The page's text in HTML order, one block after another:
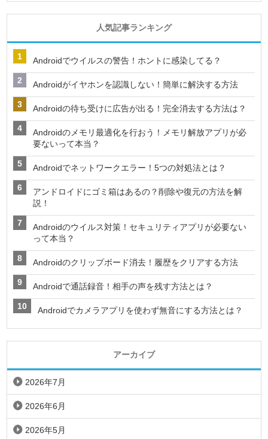
人気記事ランキング
Androidでウイルスの警告！ホントに感染してる？
Androidがイヤホンを認識しない！簡単に解決する方法
Androidの待ち受けに広告が出る！完全消去する方法は？
Androidのメモリ最適化を行おう！メモリ解放アプリが必
要ないって本当？
Androidでネットワークエラー！5つの対処法とは？
アンドロイドにゴミ箱はあるの？削除や復元の方法を解
説！
Androidのウイルス対策！セキュリティアプリが必要ない
って本当？
Androidのクリップボード消去！履歴をクリアする方法
Androidで通話録音！相手の声を残す方法とは？
Androidでカメラアプリを使わず無音にする方法とは？
アーカイブ
2026年7月
2026年6月
2026年5月